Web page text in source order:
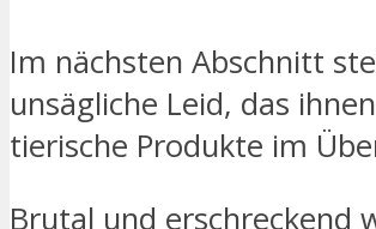
Im nächsten Abschnitt
unsägliche Leid, das
tierische Produkte im
Brutal und erschreckend